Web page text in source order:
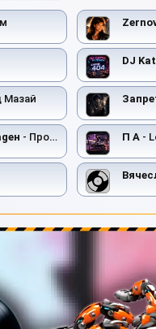
Мазай
- Прощать легко
DJ
П А -